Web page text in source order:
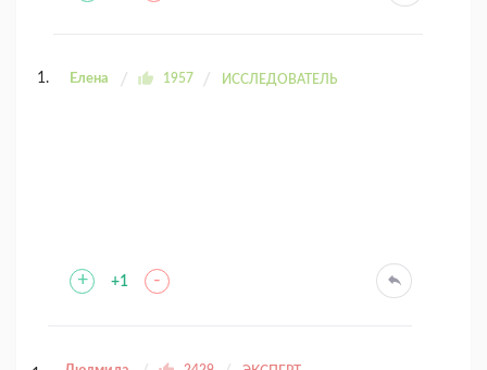
Елена 1957 ИССЛЕДОВАТЕЛЬ
+ +1 -